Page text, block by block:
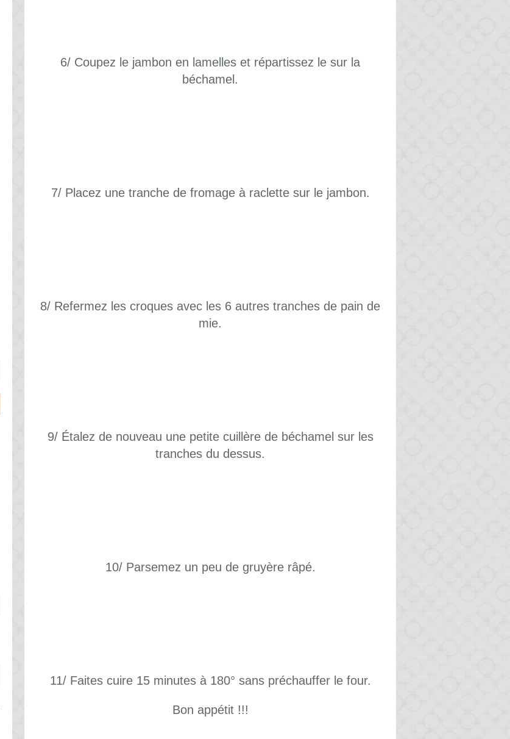
6/ Coupez le jambon en lamelles et répartissez le sur la
béchamel.
7/ Placez une tranche de fromage à raclette sur le jambon.
8/ Refermez les croques avec les 6 autres tranches de pain de
mie.
9/ Étalez de nouveau une petite cuillère de béchamel sur les
tranches du dessus.
10/ Parsemez un peu de gruyère râpé.
11/ Faites cuire 15 minutes à 180° sans préchauffer le four.
Bon appétit !!!